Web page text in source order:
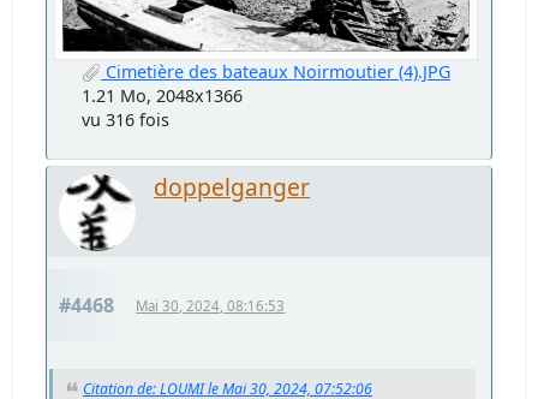
Cimetière des bateaux Noirmoutier (4).JPG
1.21 Mo, 2048x1366
vu 316 fois
doppelganger
#4468 Mai 30, 2024, 08:16:53
Citation de: LOUMI le Mai 30, 2024, 07:52:06